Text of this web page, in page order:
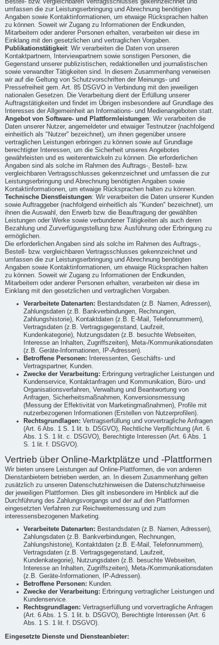
Bestell- bzw. vergleichbaren Vertragsschlusses gekennzeichnet und
umfassen die zur Leistungserbringung und Abrechnung benötigten
Angaben sowie Kontaktinformationen, um etwaige Rücksprachen halten
zu können. Soweit wir Zugang zu Informationen der Endkunden,
Mitarbeitern oder anderer Personen erhalten, verarbeiten wir diese im
Einklang mit den gesetzlichen und vertraglichen Vorgaben.
Publikationstätigkeit: Wir verarbeiten die Daten von unseren
Kontaktpartnern, Interviewpartnern sowie sonstigen Personen, die
Gegenstand unserer publizistischen, redaktionellen und journalistischen
sowie verwandter Tätigkeiten sind. In diesem Zusammenhang verweisen
wir auf die Geltung von Schutzvorschriften der Meinungs- und
Pressefreiheit gem. Art. 85 DSGVO in Verbindung mit den jeweiligen
nationalen Gesetzen. Die Verarbeitung dient der Erfüllung unserer
Auftragstätigkeiten und findet im Übrigen insbesondere auf Grundlage des
Interesses der Allgemeinheit an Informations- und Medienangeboten statt.
Angebot von Software- und Plattformleistungen: Wir verarbeiten die
Daten unserer Nutzer, angemeldeter und etwaiger Testnutzer (nachfolgend
einheitlich als "Nutzer" bezeichnet), um ihnen gegenüber unsere
vertraglichen Leistungen erbringen zu können sowie auf Grundlage
berechtigter Interessen, um die Sicherheit unseres Angebotes
gewährleisten und es weiterentwickeln zu können. Die erforderlichen
Angaben sind als solche im Rahmen des Auftrags-, Bestell- bzw.
vergleichbaren Vertragsschlusses gekennzeichnet und umfassen die zur
Leistungserbringung und Abrechnung benötigten Angaben sowie
Kontaktinformationen, um etwaige Rücksprachen halten zu können.
Technische Dienstleistungen: Wir verarbeiten die Daten unserer Kunden
sowie Auftraggeber (nachfolgend einheitlich als "Kunden" bezeichnet), um
ihnen die Auswahl, den Erwerb bzw. die Beauftragung der gewählten
Leistungen oder Werke sowie verbundener Tätigkeiten als auch deren
Bezahlung und Zurverfügungstellung bzw. Ausführung oder Erbringung zu
ermöglichen.
Die erforderlichen Angaben sind als solche im Rahmen des Auftrags-,
Bestell- bzw. vergleichbaren Vertragsschlusses gekennzeichnet und
umfassen die zur Leistungserbringung und Abrechnung benötigten
Angaben sowie Kontaktinformationen, um etwaige Rücksprachen halten
zu können. Soweit wir Zugang zu Informationen der Endkunden,
Mitarbeitern oder anderer Personen erhalten, verarbeiten wir diese im
Einklang mit den gesetzlichen und vertraglichen Vorgaben.
Verarbeitete Datenarten: Bestandsdaten (z.B. Namen, Adressen),
Zahlungsdaten (z.B. Bankverbindungen, Rechnungen,
Zahlungshistorie), Kontaktdaten (z.B. E-Mail, Telefonnummern),
Vertragsdaten (z.B. Vertragsgegenstand, Laufzeit,
Kundenkategorie), Nutzungsdaten (z.B. besuchte Webseiten,
Interesse an Inhalten, Zugriffszeiten), Meta-/Kommunikationsdaten
(z.B. Geräte-Informationen, IP-Adressen).
Betroffene Personen: Interessenten, Geschäfts- und
Vertragspartner, Kunden.
Zwecke der Verarbeitung: Erbringung vertraglicher Leistungen und
Kundenservice, Kontaktanfragen und Kommunikation, Büro- und
Organisationsverfahren, Verwaltung und Beantwortung von
Anfragen, Sicherheitsmaßnahmen, Konversionsmessung
(Messung der Effektivität von Marketingmaßnahmen), Profile mit
nutzerbezogenen Informationen (Erstellen von Nutzerprofilen).
Rechtsgrundlagen: Vertragserfüllung und vorvertragliche Anfragen
(Art. 6 Abs. 1 S. 1 lit. b. DSGVO), Rechtliche Verpflichtung (Art. 6
Abs. 1 S. 1 lit. c. DSGVO), Berechtigte Interessen (Art. 6 Abs. 1
S. 1 lit. f. DSGVO).
Vertrieb über Online-Marktplätze und -Plattformen
Wir bieten unsere Leistungen auf Online-Plattformen, die von anderen
Dienstanbietern betrieben werden, an. In diesem Zusammenhang gelten
zusätzlich zu unseren Datenschutzhinweisen die Datenschutzhinweise
der jeweiligen Plattformen. Dies gilt insbesondere im Hinblick auf die
Durchführung des Zahlungsvorgangs und der auf den Plattformen
eingesetzten Verfahren zur Reichweitemessung und zum
interessensbezogenen Marketing.
Verarbeitete Datenarten: Bestandsdaten (z.B. Namen, Adressen),
Zahlungsdaten (z.B. Bankverbindungen, Rechnungen,
Zahlungshistorie), Kontaktdaten (z.B. E-Mail, Telefonnummern),
Vertragsdaten (z.B. Vertragsgegenstand, Laufzeit,
Kundenkategorie), Nutzungsdaten (z.B. besuchte Webseiten,
Interesse an Inhalten, Zugriffszeiten), Meta-/Kommunikationsdaten
(z.B. Geräte-Informationen, IP-Adressen).
Betroffene Personen: Kunden.
Zwecke der Verarbeitung: Erbringung vertraglicher Leistungen und
Kundenservice.
Rechtsgrundlagen: Vertragserfüllung und vorvertragliche Anfragen
(Art. 6 Abs. 1 S. 1 lit. b. DSGVO), Berechtigte Interessen (Art. 6
Abs. 1 S. 1 lit. f. DSGVO).
Eingesetzte Dienste und Diensteanbieter: